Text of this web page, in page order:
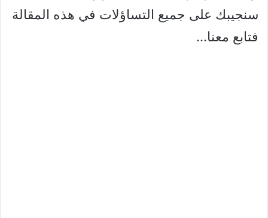
سنجيبك على جميع التساؤلات في هذه المقالة
فتابع معنا…